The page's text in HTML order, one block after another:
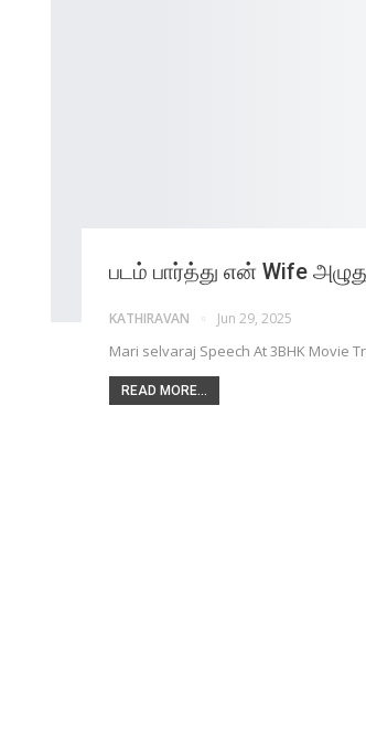
படம் பார்த்து என் Wife
KATHIRAVAN Jun 29, 2025
Mari selvaraj Speech At 3BHK Movie
READ MORE...